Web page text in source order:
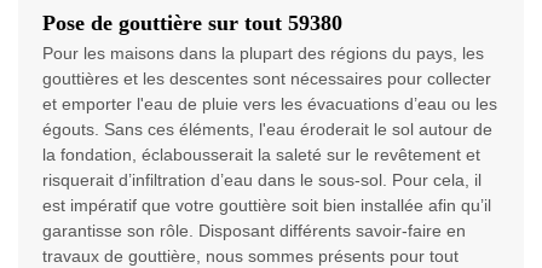
Pose de gouttière sur tout 59380
Pour les maisons dans la plupart des régions du pays, les
gouttières et les descentes sont nécessaires pour collecter
et emporter l'eau de pluie vers les évacuations d’eau ou les
égouts. Sans ces éléments, l'eau éroderait le sol autour de
la fondation, éclabousserait la saleté sur le revêtement et
risquerait d’infiltration d’eau dans le sous-sol. Pour cela, il
est impératif que votre gouttière soit bien installée afin qu’il
garantisse son rôle. Disposant différents savoir-faire en
travaux de gouttière, nous sommes présents pour tout